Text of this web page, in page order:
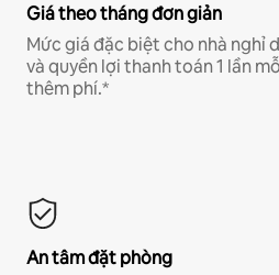
Giá theo tháng đơn giản
Mức giá đặc biệt cho nhà nghỉ
và quyền lợi thanh toán 1 lần
thêm phí.*
An tâm đặt phòng